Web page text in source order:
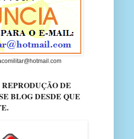
DE
BLOG DESDE QUE